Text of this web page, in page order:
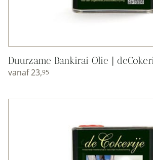
Duurzame Bankirai Olie |
vanaf23,95